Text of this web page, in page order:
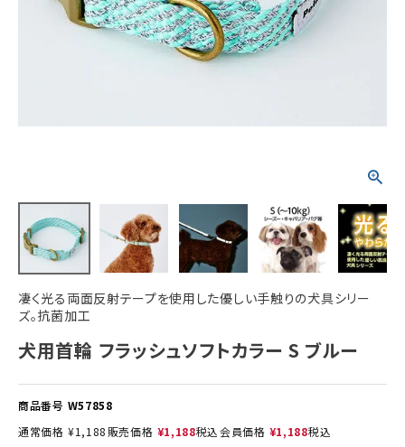
person 新規会員登録
凄く光る両面反射テープを使用した優しい手触りの犬具シリー
ズ。抗菌加工
犬用首輪 フラッシュソフトカラー S ブルー
商品番号 W57858
通常価格 ¥1,188 販売価格 ¥1,188税込会員価格 ¥1,188税込